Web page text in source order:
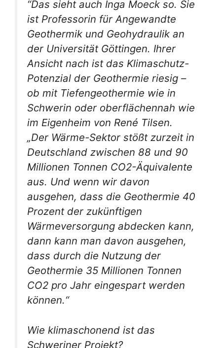
“Das sieht auch Inga Moeck so. Sie
ist Professorin für Angewandte
Geothermik und Geohydraulik an
der Universität Göttingen. Ihrer
Ansicht nach ist das Klimaschutz-
Potenzial der Geothermie riesig –
ob mit Tiefengeothermie wie in
Schwerin oder oberflächennah wie
im Eigenheim von René Tilsen.
„Der Wärme-Sektor stößt zurzeit in
Deutschland zwischen 88 und 90
Millionen Tonnen CO2-Äquivalente
aus. Und wenn wir davon
ausgehen, dass die Geothermie 40
Prozent der zukünftigen
Wärmeversorgung abdecken kann,
dann kann man davon ausgehen,
dass durch die Nutzung der
Geothermie 35 Millionen Tonnen
CO2 pro Jahr eingespart werden
können.“
Wie klimaschonend ist das
Schweriner Projekt?